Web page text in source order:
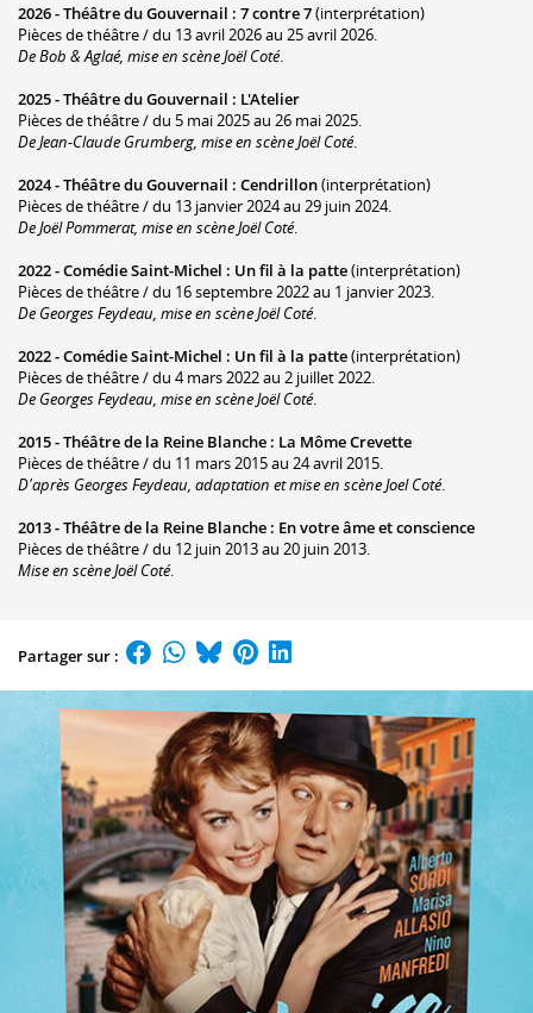
2026 -Théâtre du Gouvernail : 7 contre 7(interprétation)
Pièces de théâtre / du 13 avril 2026 au 25 avril 2026.
De Bob & Aglaé, mise en scène Joël Coté.
2025 -Théâtre du Gouvernail : L'Atelier
Pièces de théâtre / du 5 mai 2025 au 26 mai 2025.
De Jean-Claude Grumberg, mise en scène Joël Coté.
2024 -Théâtre du Gouvernail : Cendrillon(interprétation)
Pièces de théâtre / du 13 janvier 2024 au 29 juin 2024.
De Joël Pommerat, mise en scène Joël Coté.
2022 -Comédie Saint-Michel : Un fil à la patte(interprétation)
Pièces de théâtre / du 16 septembre 2022 au 1 janvier 2023.
De Georges Feydeau, mise en scène Joël Coté.
2022 -Comédie Saint-Michel : Un fil à la patte(interprétation)
Pièces de théâtre / du 4 mars 2022 au 2 juillet 2022.
De Georges Feydeau, mise en scène Joël Coté.
2015 -Théâtre de la Reine Blanche : La Môme Crevette
Pièces de théâtre / du 11 mars 2015 au 24 avril 2015.
D'après Georges Feydeau, adaptation et mise en scène Joel Coté.
2013 -Théâtre de la Reine Blanche : En votre âme et conscience
Pièces de théâtre / du 12 juin 2013 au 20 juin 2013.
Mise en scène Joël Coté.
Partager sur :